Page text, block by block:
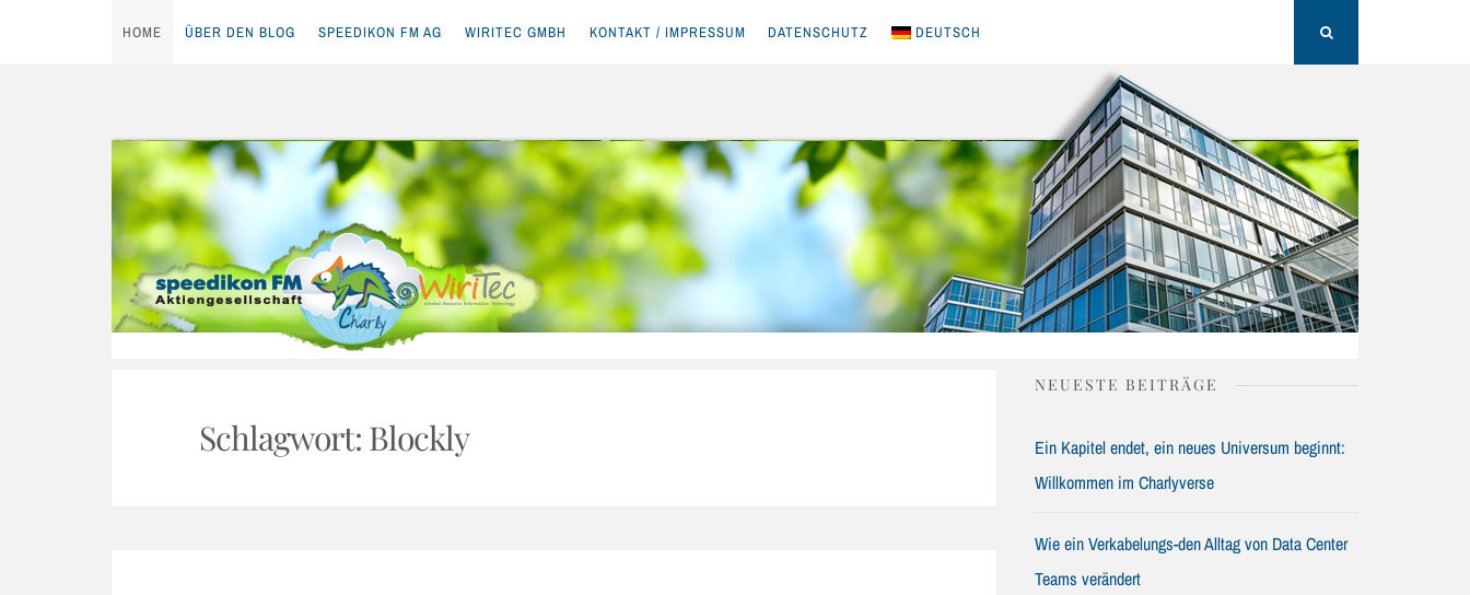
content
HOME ÜBER DEN BLOG SPEEDIKON FM AG WIRITEC GMBH KONTAKT / IMPRESSUM DATENSCHUTZ DEUTSCH
Schlagwort: Blockly
NEUESTE BEITRÄGE
Ein Kapitel endet, ein neues Universum beginnt:
Willkommen im Charlyverse
Wie ein Verkabelungs-den Alltag von Data Center
Teams verändert